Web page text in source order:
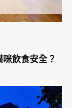
飲食安全？